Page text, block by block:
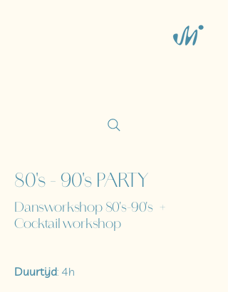
80's - 90's PARTY
Dansworkshop 80's-90's +
Cocktail workshop
Duurtijd: 4h